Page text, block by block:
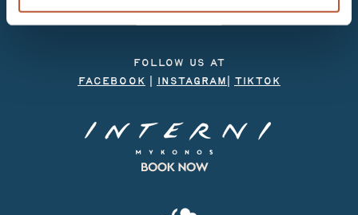
career opportunities
FOLLOW US AT
FACEBOOK
INSTAGRAM TIKTOK